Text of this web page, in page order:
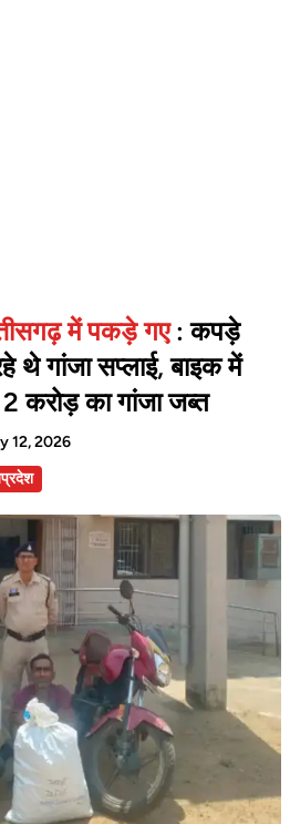
में पकड़े गए: कपड़े
गांजा सप्लाई, बाइक में
करोड़ का गांजा जब्त
12, 2026